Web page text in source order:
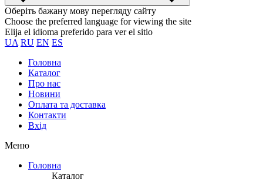
Оберіть бажану мову перегляду сайту
Choose the preferred language for viewing the site
Elija el idioma preferido para ver el sitio
UA RU EN ES
Головна
Каталог
Про нас
Новини
Оплата та доставка
Контакти
Вхiд
Меню
Головна
Каталог